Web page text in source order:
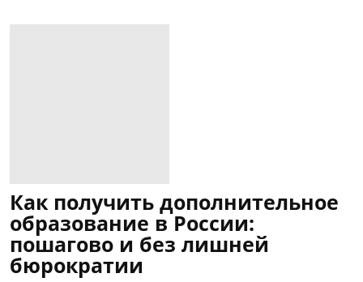
Как получить дополнительное
образование в России:
пошагово и без лишней
бюрократии